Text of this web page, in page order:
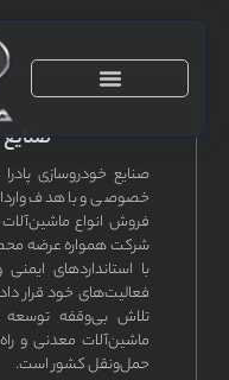
صنایع
خصوصی و با هدف
فروش انواع
شرکت همواره عرضه
با استانداردهای
فعالیت‌های خود قرار
تلاش بی‌وقفه توسعه
ماشین‌آلات معدنی و
حمل‌ونقل کشور است.